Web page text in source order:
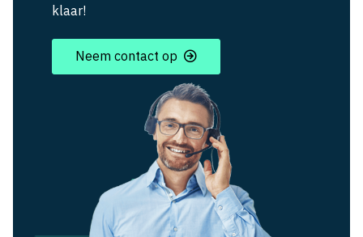
klaar!
Neem contact op